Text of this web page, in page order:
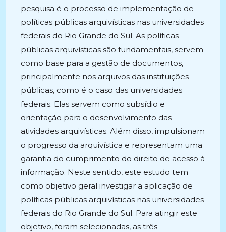
pesquisa é o processo de implementação de
políticas públicas arquivísticas nas universidades
federais do Rio Grande do Sul. As políticas
públicas arquivísticas são fundamentais, servem
como base para a gestão de documentos,
principalmente nos arquivos das instituições
públicas, como é o caso das universidades
federais. Elas servem como subsídio e
orientação para o desenvolvimento das
atividades arquivísticas. Além disso, impulsionam
o progresso da arquivística e representam uma
garantia do cumprimento do direito de acesso à
informação. Neste sentido, este estudo tem
como objetivo geral investigar a aplicação de
políticas públicas arquivísticas nas universidades
federais do Rio Grande do Sul. Para atingir este
objetivo, foram selecionadas, as três